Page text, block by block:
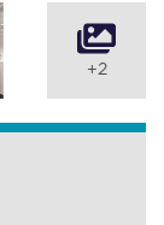
+2